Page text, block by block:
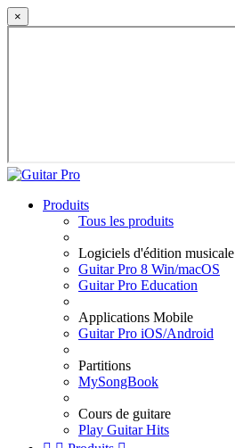
×
Produits
Tous les produits
Logiciels d'édition musicale
Guitar Pro 8 Win/macOS
Guitar Pro Education
Applications Mobile
Guitar Pro iOS/Android
Partitions
MySongBook
Cours de guitare
Play Guitar Hits